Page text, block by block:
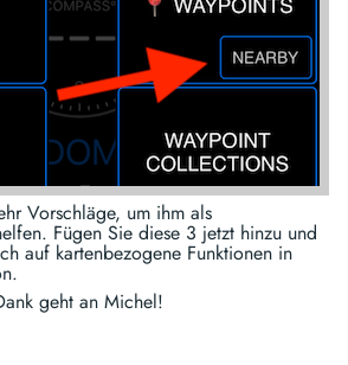
Vorschläge, um ihm als
Fügen Sie diese 3 jetzt hinzu und
auf kartenbezogene Funktionen in
geht an Michel!